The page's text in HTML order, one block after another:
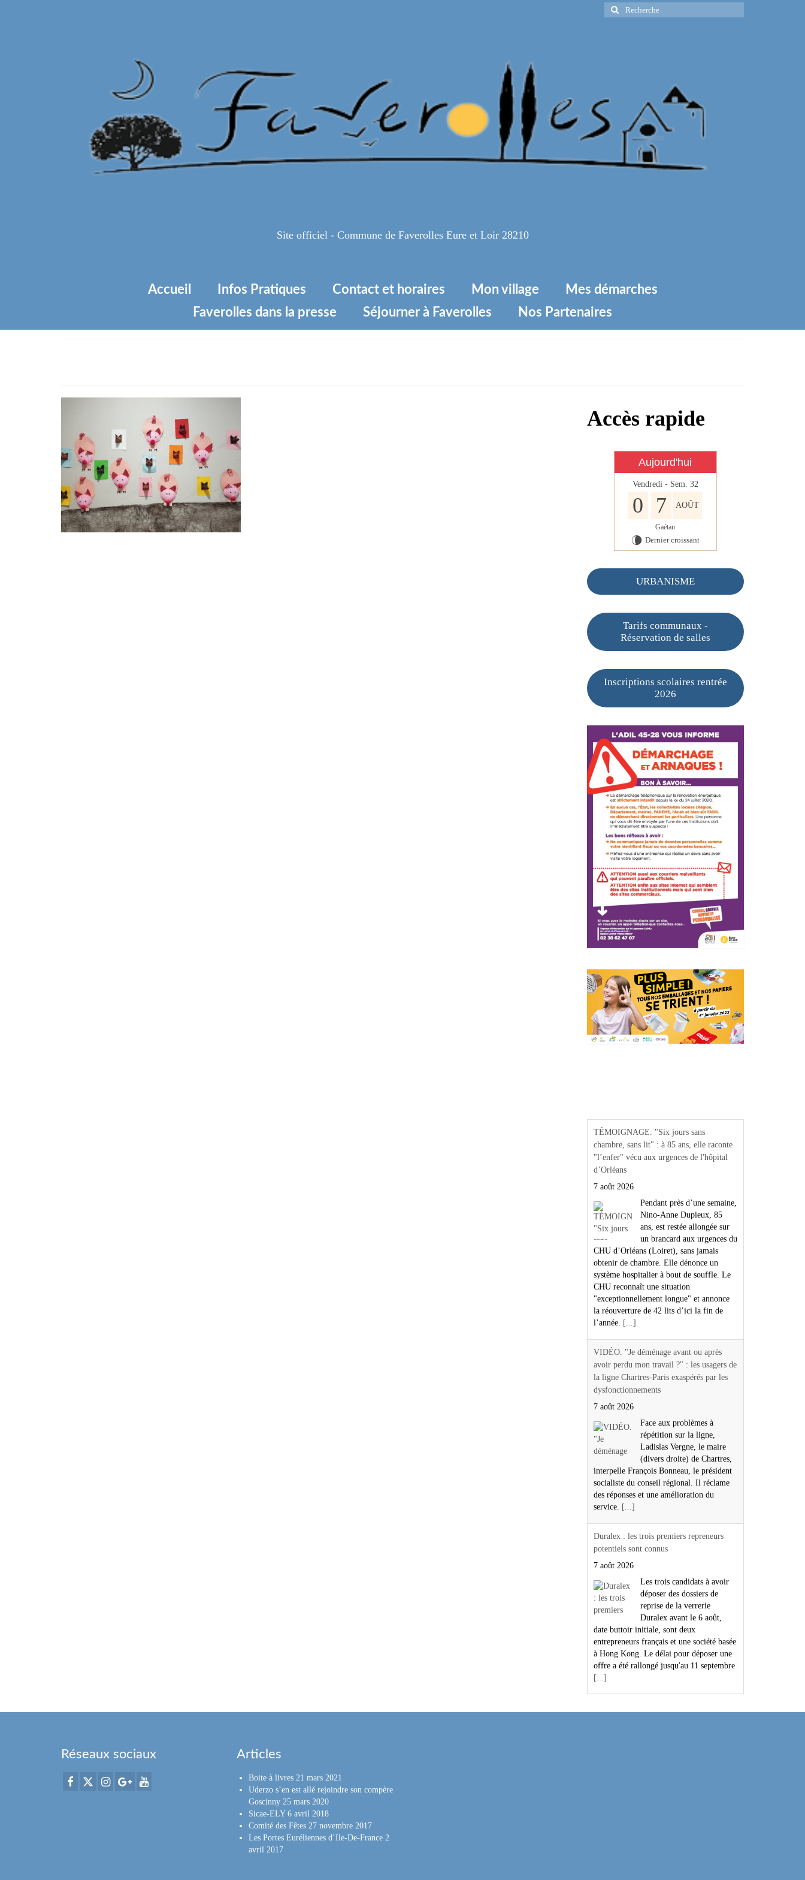
Rechercher
:
Site officiel - Commune de Faverolles Eure et Loir 28210
Accueil Infos Pratiques Contact et horaires Mon village
Mes démarches
Faverolles dans la presse
Séjourner à Faverolles Nos Partenaires
Accès rapide
Aujourd'hui
Vendredi - Sem. 32
0 7 AOÛT
Gaétan
V Dernier croissant
URBANISME
Tarifs communaux -
Réservation de salles
Inscriptions scolaires rentrée
2026
TÉMOIGNAGE. "Six jours sans
chambre, sans lit" : à 85 ans, elle raconte
"l’enfer" vécu aux urgences de l'hôpital
d’Orléans
7 août 2026
Pendant près d’une semaine,
Nino-Anne Dupieux, 85
ans, est restée allongée sur
un brancard aux urgences du
CHU d’Orléans (Loiret), sans jamais
obtenir de chambre. Elle dénonce un
système hospitalier à bout de souffle. Le
CHU reconnaît une situation
"exceptionnellement longue" et annonce
la réouverture de 42 lits d’ici la fin de
l’année.
[...]
VIDÉO. "Je déménage avant ou après
avoir perdu mon travail ?" : les usagers de
la ligne Chartres-Paris exaspérés par les
dysfonctionnements
7 août 2026
Face aux problèmes à
répétition sur la ligne,
Ladislas Vergne, le maire
(divers droite) de Chartres,
interpelle François Bonneau, le président
socialiste du conseil régional. Il réclame
des réponses et une amélioration du
service.
[...]
Duralex : les trois premiers repreneurs
potentiels sont connus
7 août 2026
Les trois candidats à avoir
déposer des dossiers de
reprise de la verrerie
Duralex avant le 6 août,
date buttoir initiale, sont deux
entrepreneurs français et une société basée
à Hong Kong. Le délai pour déposer une
offre a été rallongé jusqu'au 11 septembre
[...]
Réseaux sociaux Articles
Boite à livres 21 mars 2021
Uderzo s’en est allé rejoindre son compère
Goscinny 25 mars 2020
Sicae-ELY 6 avril 2018
Comité des Fêtes 27 novembre 2017
Les Portes Euréliennes d’Ile-De-France 2
avril 2017